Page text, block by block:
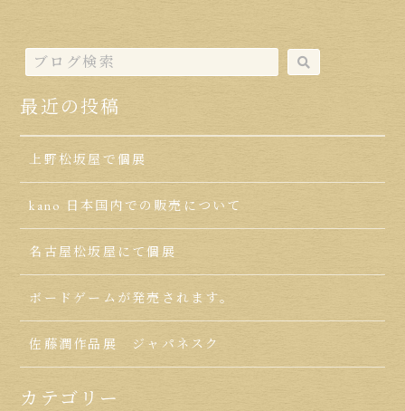
最近の投稿
上野松坂屋で個展
kano 日本国内での販売について
名古屋松坂屋にて個展
ボードゲームが発売されます。
佐藤潤作品展 ジャパネスク
カテゴリー